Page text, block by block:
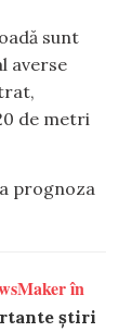
sunt
averse
de metri
prognoza
în
știri